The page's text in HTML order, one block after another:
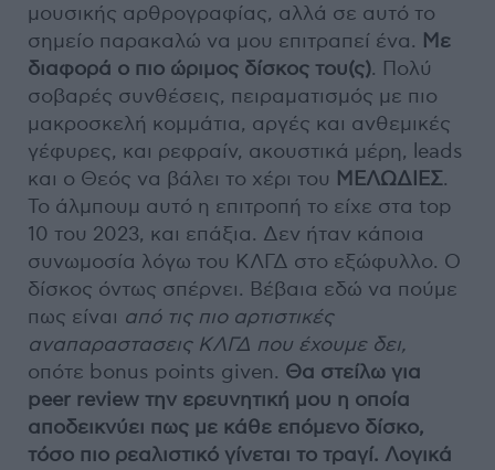
μουσικής αρθρογραφίας, αλλά σε αυτό το
σημείο παρακαλώ να μου επιτραπεί ένα. Με
διαφορά ο πιο ώριμος δίσκος του(ς). Πολύ
σοβαρές συνθέσεις, πειραματισμός με πιο
μακροσκελή κομμάτια, αργές και ανθεμικές
γέφυρες, και ρεφραίν, ακουστικά μέρη, leads
και ο Θεός να βάλει το χέρι του ΜΕΛΩΔΙΕΣ.
Το άλμπουμ αυτό η επιτροπή το είχε στα top
10 του 2023, και επάξια. Δεν ήταν κάποια
συνωμοσία λόγω του ΚΛΓΔ στο εξώφυλλο. Ο
δίσκος όντως σπέρνει. Βέβαια εδώ να πούμε
πως είναι από τις πιο αρτιστικές
αναπαραστασεις ΚΛΓΔ που έχουμε δει,
οπότε bonus points given. Θα στείλω για
peer review την ερευνητική μου η οποία
αποδεικνύει πως με κάθε επόμενο δίσκο,
τόσο πιο ρεαλιστικό γίνεται το τραγί. Λογικά